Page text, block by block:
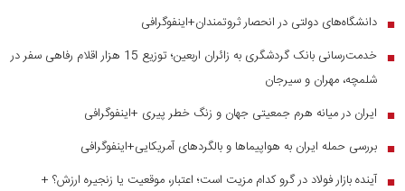
■ دانشگاه‌های دولتی در انحصار ثروتمندان+اینفوگرافی
■
خدمت‌رسانی بانک گردشگری به زائران اربعین؛ توزیع 15 هزار اقلام رفاهی سفر در
شلمچه، مهران و سیرجان
■ ایران در میانه هرم جمعیتی جهان و زنگ خطر پیری +اینفوگرافی
■ بررسی حمله ایران به هواپیماها و بالگردهای آمریکایی+اینفوگرافی
■ آینده بازار فولاد در گرو کدام مزیت است؛ اعتبار، موقعیت یا زنجیره ارزش؟ +